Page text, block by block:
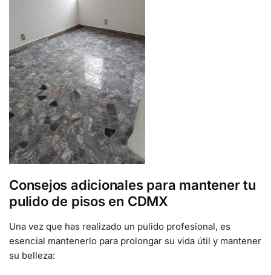
Consejos adicionales para mantener tu
pulido de pisos en CDMX
Una vez que has realizado un pulido profesional, es
esencial mantenerlo para prolongar su vida útil y mantener
su belleza: